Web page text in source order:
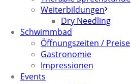
Weiterbildungen
Dry Needling
Schwimmbad
Öffnungszeiten / Preise
Gastronomie
Impressionen
Events